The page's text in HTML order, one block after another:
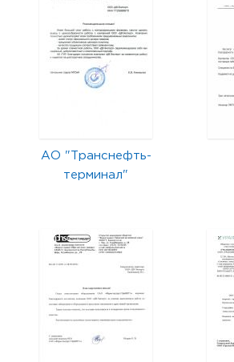
АО "Транснефть-
терминал"